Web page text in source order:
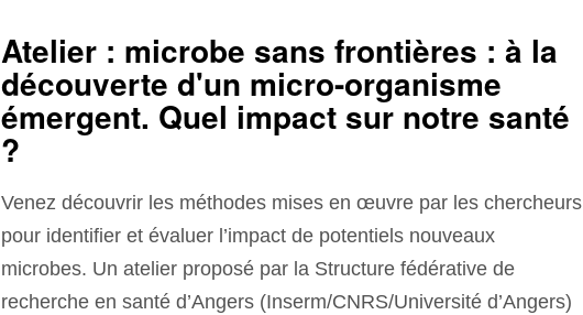
Atelier : microbe sans frontières : à la
découverte d'un micro-organisme
émergent. Quel impact sur notre santé
?
Venez découvrir les méthodes mises en œuvre par les chercheurs
pour identifier et évaluer l’impact de potentiels nouveaux
microbes. Un atelier proposé par la Structure fédérative de
recherche en santé d’Angers (Inserm/CNRS/Université d’Angers)